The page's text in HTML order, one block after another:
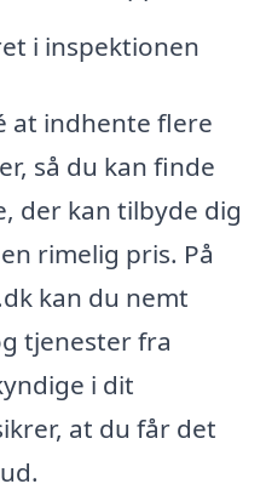
i inspektionen
at indhente flere
så du kan finde
der kan tilbyde dig
rimelig pris. På
kan du nemt
tjenester fra
i dit
at du får det